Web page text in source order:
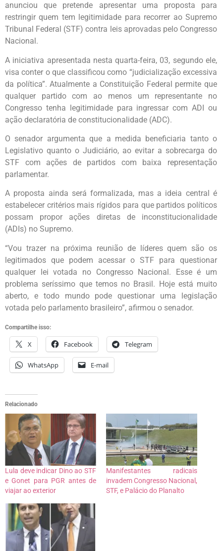
anunciou que pretende apresentar uma proposta para
restringir quem tem legitimidade para recorrer ao Supremo
Tribunal Federal (STF) contra leis aprovadas pelo Congresso
Nacional.
A iniciativa apresentada nesta quarta-feira, 03, segundo ele,
visa conter o que classificou como “judicialização excessiva
da política”. Atualmente a Constituição Federal permite que
qualquer partido com ao menos um representante no
Congresso tenha legitimidade para ingressar com ADI ou
ação declaratória de constitucionalidade (ADC).
O senador argumenta que a medida beneficiaria tanto o
Legislativo quanto o Judiciário, ao evitar a sobrecarga do
STF com ações de partidos com baixa representação
parlamentar.
A proposta ainda será formalizada, mas a ideia central é
estabelecer critérios mais rígidos para que partidos políticos
possam propor ações diretas de inconstitucionalidade
(ADIs) no Supremo.
“Vou trazer na próxima reunião de líderes quem são os
legitimados que podem acessar o STF para questionar
qualquer lei votada no Congresso Nacional. Esse é um
problema seríssimo que temos no Brasil. Hoje está muito
aberto, e todo mundo pode questionar uma legislação
votada pelo parlamento brasileiro”, afirmou o senador.
Compartilhe isso:
X Facebook Telegram
WhatsApp E-mail
Relacionado
Lula deve indicar Dino ao STF
e Gonet para PGR antes de
viajar ao exterior
Manifestantes radicais
invadem Congresso Nacional,
STF, e Palácio do Planalto